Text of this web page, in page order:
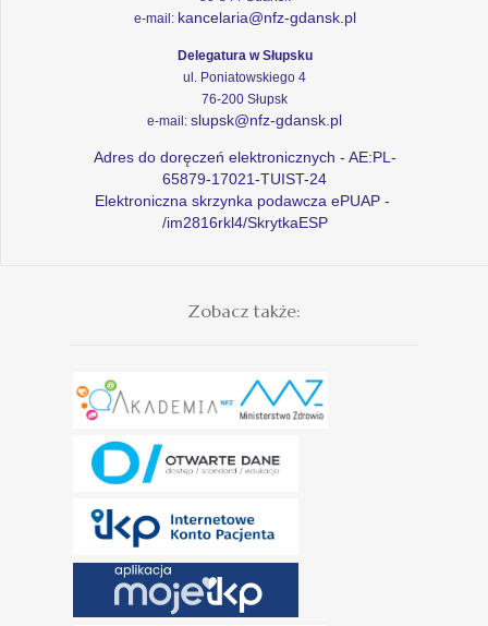
e-mail: kancelaria@nfz-gdansk.pl
Delegatura w Słupsku
ul. Poniatowskiego 4
76-200 Słupsk
e-mail: slupsk@nfz-gdansk.pl
Adres do doręczeń elektronicznych - AE:PL-
65879-17021-TUIST-24
Elektroniczna skrzynka podawcza ePUAP -
/im2816rkl4/SkrytkaESP
Zobacz także: